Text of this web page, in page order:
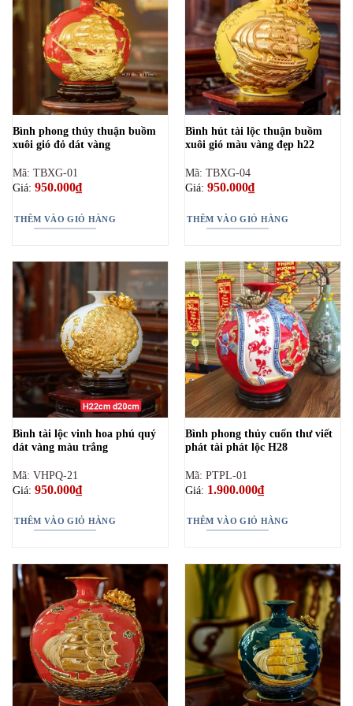
Bình phong thủy thuận buồm
xuôi gió đỏ dát vàng
Mã: TBXG-01
Giá: 950.000₫
THÊM VÀO GIỎ HÀNG
Bình hút tài lộc thuận buồm
xuôi gió màu vàng đẹp h22
Mã: TBXG-04
Giá: 950.000₫
THÊM VÀO GIỎ HÀNG
Bình tài lộc vinh hoa phú quý
dát vàng màu trắng
Mã: VHPQ-21
Giá: 950.000₫
THÊM VÀO GIỎ HÀNG
Bình phong thủy cuốn thư viết
phát tài phát lộc H28
Mã: PTPL-01
Giá: 1.900.000₫
THÊM VÀO GIỎ HÀNG